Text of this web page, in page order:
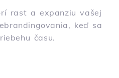
rast a expanziu vašej
keď sa
času.